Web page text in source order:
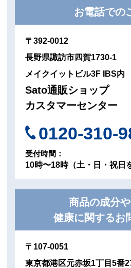
お電話での
〒392-0012
長野県諏訪市四賀1730-1
メイクイットビル3F IBS内
Sato通販ショップ
カスタマーセンター
0120-310-
受付時間：
10時〜18時（土・日・祝日
商品の成分や
健康に関するお
〒107-0051
東京都港区元赤坂1丁目5番